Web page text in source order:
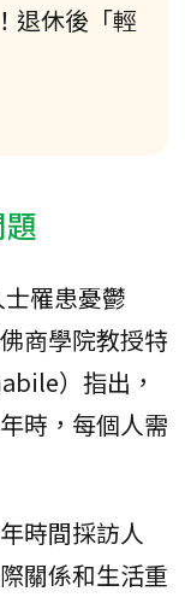
退休後「輕
罹患憂鬱
商學院教授特
）指出，
時，每個人需
時間採訪人
關係和生活重